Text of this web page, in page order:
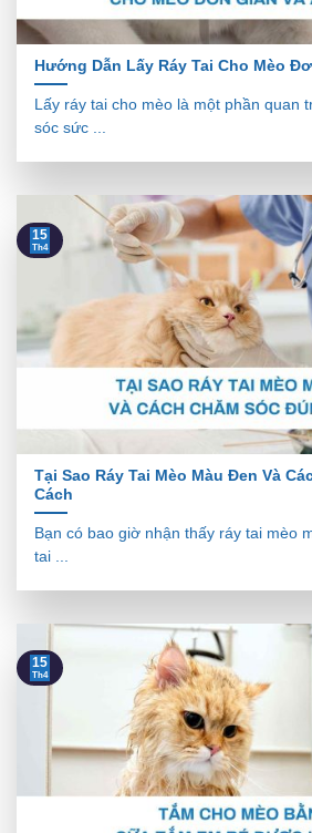
Hướng Dẫn Lấy Ráy Tai Cho Mèo
Lấy ráy tai cho mèo là một phần quan
sóc sức ...
Tại Sao Ráy Tai Mèo Màu Đen Và
Cách
Bạn có bao giờ nhận thấy ráy tai mèo
tai ...
15
Th4
15
Th4